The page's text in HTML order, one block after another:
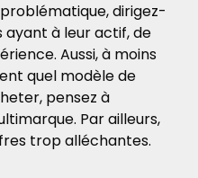
dirigez-
ayant à leur actif, de
Aussi, à moins
quel modèle de
pensez à
Par ailleurs,
trop alléchantes.